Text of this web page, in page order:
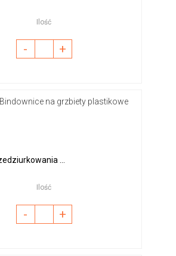
Ilość
- +
Bindownice na grzbiety plastikowe
...
Ilość
- +